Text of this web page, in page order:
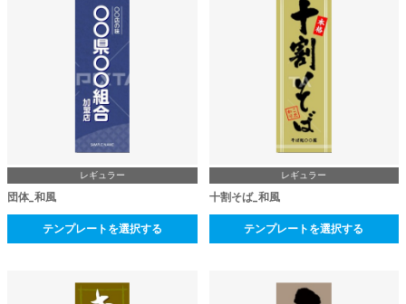
レギュラー
団体_和風
テンプレートを選択する
レギュラー
十割そば_和風
テンプレートを選択する